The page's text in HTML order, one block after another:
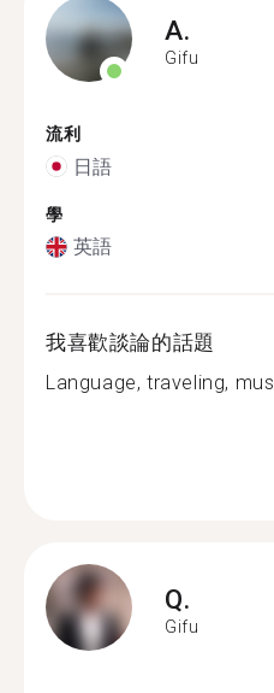
A.
Gifu
流利
日語
學
英語
我喜歡談論的話題
Language, traveling,
Q.
Gifu